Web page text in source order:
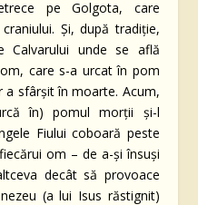
pe Golgota, care
Și, după tradiție,
Calvarului unde se află
care s-a urcat în pom
a sfârșit în moarte. Acum,
în) pomul morții și-l
Fiului coboară peste
om – de a-și însuși
decât să provoace
(a lui Isus răstignit)